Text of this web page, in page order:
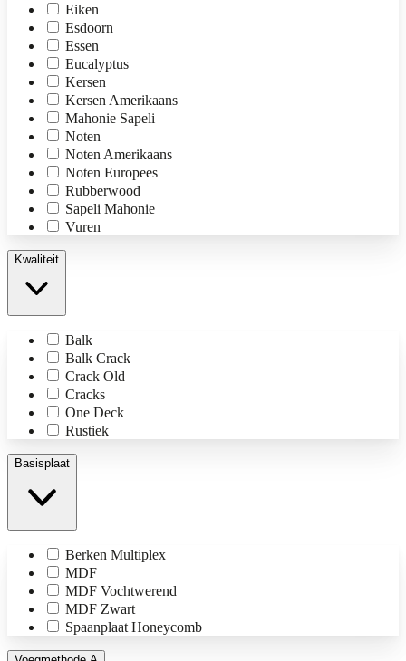
Eiken
Esdoorn
Essen
Eucalyptus
Kersen
Kersen Amerikaans
Mahonie Sapeli
Noten
Noten Amerikaans
Noten Europees
Rubberwood
Sapeli Mahonie
Vuren
Kwaliteit
Balk
Balk Crack
Crack Old
Cracks
One Deck
Rustiek
Basisplaat
Berken Multiplex
MDF
MDF Vochtwerend
MDF Zwart
Spaanplaat Honeycomb